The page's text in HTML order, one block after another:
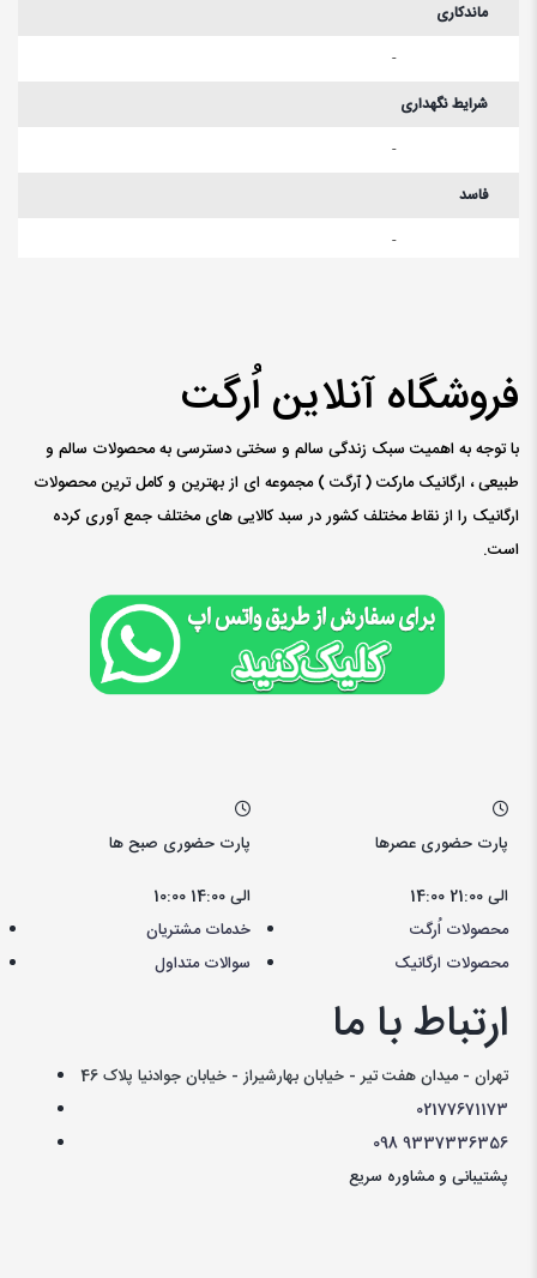
ماندکاری
-
شرایط نگهداری
-
فاسد
-
فروشگاه آنلاین اُرگت
با توجه به اهمیت سبک زندگی سالم و سختی دسترسی به محصولات سالم و
طبیعی ، ارگانیک مارکت ( ٱرگت ) مجموعه ای از بهترین و کامل ترین محصولات
ارگانیک را از نقاط مختلف کشور در سبد کالایی های مختلف جمع آوری کرده
است.
پارت حضوری صبح ها
10:00 الی 14:00
پارت حضوری عصرها
14:00 الی 21:00
خدمات مشتریان
سوالات متداول
محصولات اُرگت
محصولات ارگانیک
ارتباط با ما
تهران - میدان هفت تیر - خیابان بهارشیراز - خیابان جوادنیا پلاک 46
02177671173
0989337336356
پشتیبانی و مشاوره سریع